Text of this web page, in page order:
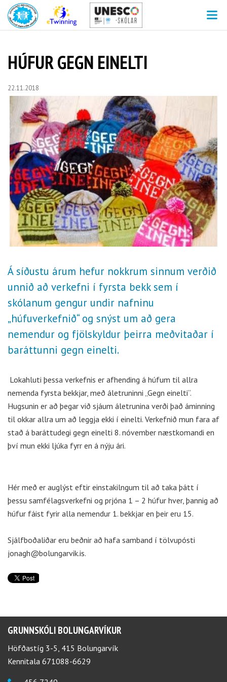
HÚFUR GEGN EINELTI
22.11.2018
Á síðustu árum hefur nokkrum sinnum verðið
unnið að verkefni í fyrsta bekk sem í
skólanum gengur undir nafninu
„húfuverkefnið“ og snýst um að gera
nemendur og fjölskyldur þeirra meðvitaðar í
baráttunni gegn einelti.
Lokahluti þessa verkefnis er afhending á húfum til allra
nemenda fyrsta bekkjar, með áletruninni „Gegn einelti“.
Hugsunin er að þegar við sjáum áletrunina verði það áminning
til okkar allra um að leggja ekki í einelti. Verkefnið mun fara af
stað á baráttudegi gegn einelti 8. nóvember næstkomandi en
því mun ekki ljúka fyrr en á nýju ári.
Hér með er auglýst eftir einstakilngum til að taka þátt í
þessu samfélagsverkefni og prjóna 1 – 2 húfur hver, þannig að
húfur fáist fyrir alla nemendur 1. bekkjar en þeir eru 15.
Sjálfboðaliðar eru beðnir að hafa samband í tölvupósti
jonagh@bolungarvik.is.
GRUNNSKÓLI BOLUNGARVÍKUR
Höfðastíg 3-5, 415 Bolungarvík
Kennitala 671088-6629